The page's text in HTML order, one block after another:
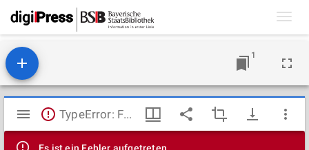
1
Mirador
Viewer
TypeError: Failed to fetch